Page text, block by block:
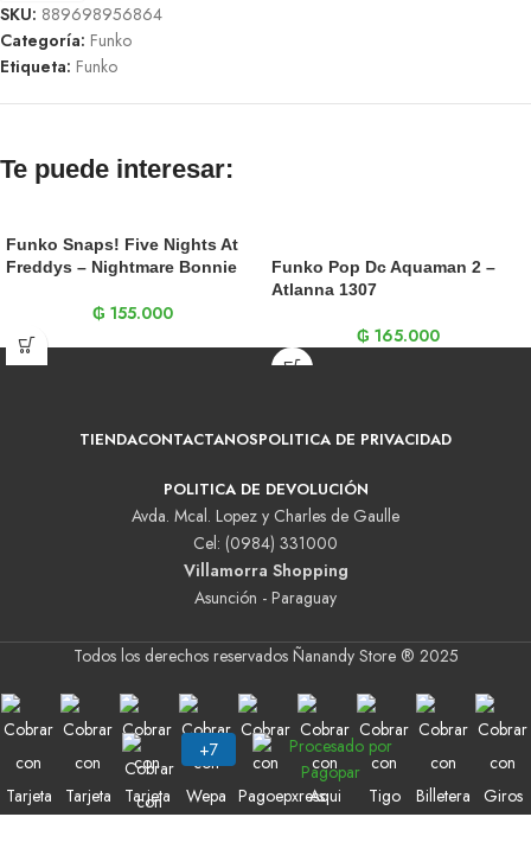
SKU: 889698956864
Categoría: Funko
Etiqueta: Funko
Te puede interesar:
Funko Snaps! Five Nights At
Freddys – Nightmare Bonnie
₲ 155.000
Funko Pop Dc Aquaman 2 –
Atlanna 1307
₲ 165.000
TIENDACONTACTANOSPOLITICA DE PRIVACIDAD
POLITICA DE DEVOLUCIÓN
Avda. Mcal. Lopez y Charles de Gaulle
Cel: (0984) 331000
Villamorra Shopping
Asunción - Paraguay
Todos los derechos reservados Ñanandy Store ® 2025